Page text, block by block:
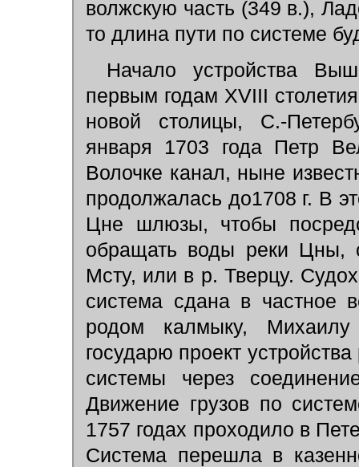
волжскую часть (349 в.),
то длина пути по системе
Начало устройства
первым годам XVIII
новой столицы, С.-
января 1703 года Петр
Волочке канал, ныне
продолжалась до1708 г. В
Цне шлюзы, чтобы
обращать воды реки Цны,
Мсту, или в р. Тверцу.
система сдана в частное
родом калмыку, Михаилу
государю проект
системы через
Движение грузов по
1757 годах проходило в
Система перешла в